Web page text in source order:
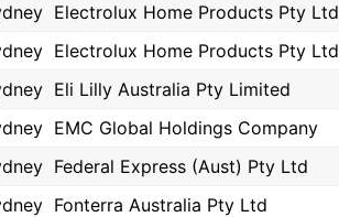
Electrolux Home Products Pty Ltd
Electrolux Home Products Pty Ltd
Eli Lilly Australia Pty Limited
EMC Global Holdings Company
Federal Express (Aust) Pty Ltd
Fonterra Australia Pty Ltd